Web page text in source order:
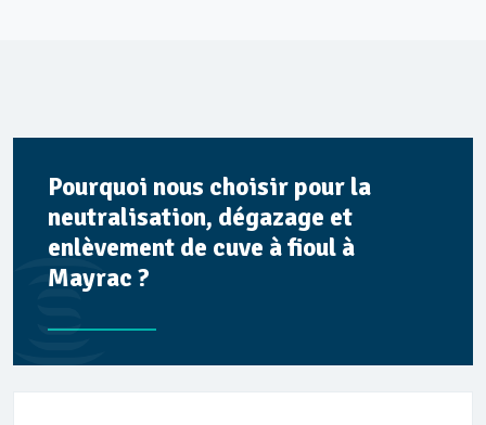
Pourquoi nous choisir pour la
neutralisation, dégazage et
enlèvement de cuve à fioul à
Mayrac ?